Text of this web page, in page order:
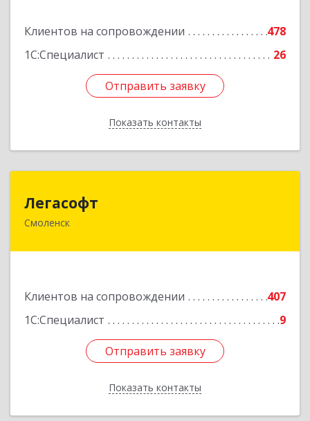
Клиентов на сопровождении
478
1С:Специалист
26
Отправить заявку
Показать контакты
Отправить заявку
Назад
Легасофт
Смоленск
Клиентов на сопровождении
407
1С:Специалист
9
Отправить заявку
Показать контакты
214018, Смоленская обл, Смоленск г, Ново-
Отправить заявку
Назад